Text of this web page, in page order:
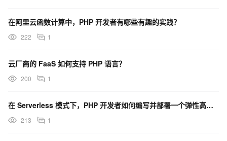
在阿里云函数计算中，PHP 开发者有哪些有趣的实践？
222 1
云厂商的 FaaS 如何支持 PHP 语言？
200 1
在 Serverless 模式下，PHP 开发者如何编写并部署一个弹性高可用的 Web API？
213 1